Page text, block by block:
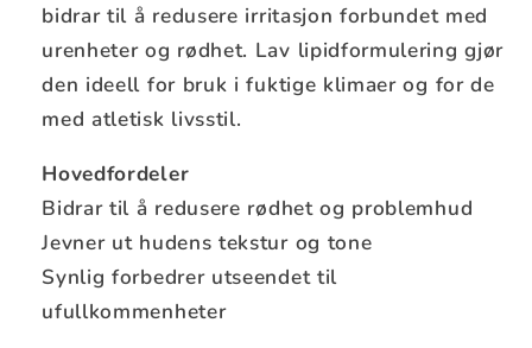
bidrar til å redusere irritasjon forbundet med
urenheter og rødhet. Lav lipidformulering gjør
den ideell for bruk i fuktige klimaer og for de
med atletisk livsstil.
Hovedfordeler
Bidrar til å redusere rødhet og problemhud
Jevner ut hudens tekstur og tone
Synlig forbedrer utseendet til
ufullkommenheter